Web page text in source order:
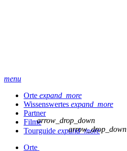
menu
Orte expand_more
Wissenswertes expand_more
Partner
Filme
Tourguide expand_more
Orte
arrow_drop_down
arrow_drop_down